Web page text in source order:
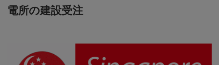
電所の建設受注